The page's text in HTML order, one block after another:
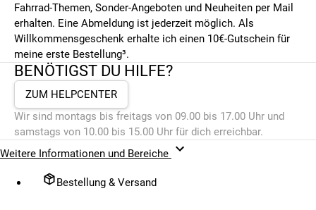
Fahrrad-Themen, Sonder-Angeboten und Neuheiten per Mail
erhalten. Eine Abmeldung ist jederzeit möglich. Als
Willkommensgeschenk erhalte ich einen 10€-Gutschein für
meine erste Bestellung³.
BENÖTIGST DU HILFE?
ZUM HELPCENTER
Wir sind montags bis freitags von 09.00 bis 17.00 Uhr und
samstags von 10.00 bis 15.00 Uhr für dich erreichbar.
Weitere Informationen und Bereiche
Bestellung & Versand